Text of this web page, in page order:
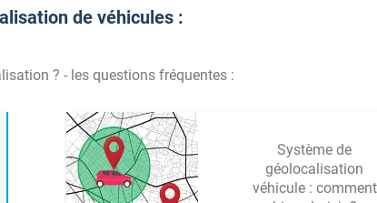
de véhicules :
? - les questions fréquentes :
Système de
géolocalisation
véhicule : comment